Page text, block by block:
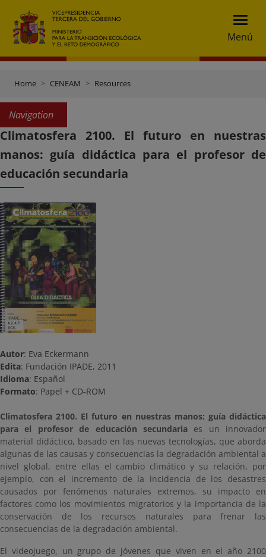
Menú
Home CENEAM Resources
Navigation
Climatosfera 2100. El futuro en nuestras
manos: guía didáctica para el profesor de
educación secundaria
Autor: Eva Eckermann
Edita: Fundación IPADE, 2011
Idioma: Español
Formato: Papel + CD-ROM
Climatosfera 2100. El futuro en nuestras manos: guía didáctica
para el profesor de educación secundariaes un innovador
material didáctico, basado en las nuevas tecnologías, que aborda
algunas de las causas y consecuencias la degradación ambiental a
nivel global, entre ellas el cambio climático y su relación, por
ejemplo, con el incremento de la incidencia de los desastres
causados por fenómenos naturales extremos, su impacto en
factores como los movimientos migratorios y la importancia de la
conservación de los recursos naturales para frenar las
consecuencias de la degradación ambiental.
El videojuego, un grupo de jóvenes que viven en el año 2100